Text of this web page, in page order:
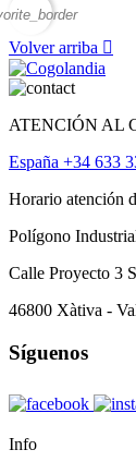
Volver arriba 
ATENCIÓN AL
España +34 633
Horario atención
Polígono
Calle Proyecto 3
46800 Xàtiva -
Síguenos
Info